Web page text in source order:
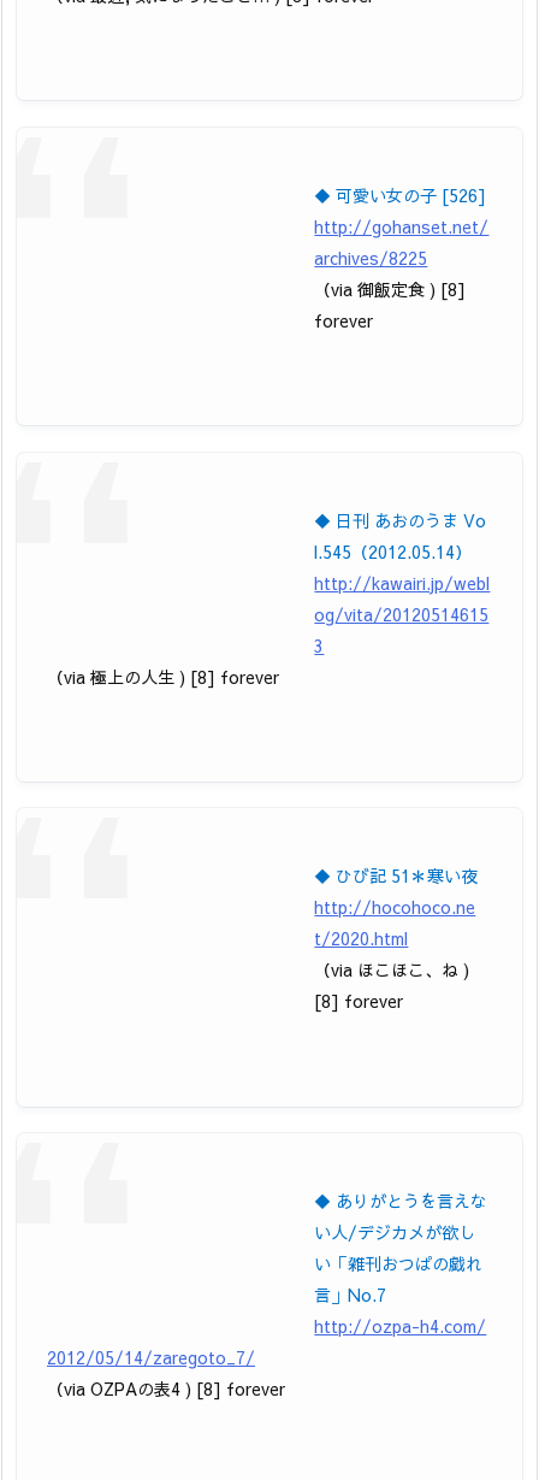
◆ 可愛い女の子 [526]
http://gohanset.net/
archives/8225
（via 御飯定食 ) [8]
forever
◆ 日刊 あおのうま Vo
l.545（2012.05.14）
http://kawairi.jp/webl
og/vita/20120514615
3
（via 極上の人生 ) [8] forever
◆ ひび記 51＊寒い夜
http://hocohoco.ne
t/2020.html
（via ほこほこ、ね )
[8] forever
◆ ありがとうを言えな
い人/デジカメが欲し
い「雑刊おつぱの戯れ
言」No.7
http://ozpa-h4.com/
2012/05/14/zaregoto_7/
（via OZPAの表4 ) [8] forever